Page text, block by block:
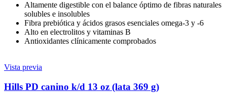
Altamente digestible con el balance óptimo de fibras naturales
solubles e insolubles
Fibra prebiótica y ácidos grasos esenciales omega-3 y -6
Alto en electrolitos y vitaminas B
Antioxidantes clínicamente comprobados
Vista previa
Hills PD canino k/d 13 oz (lata 369 g)